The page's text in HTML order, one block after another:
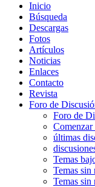
Inicio
Búsqueda
Descargas
Fotos
Artículos
Noticias
Enlaces
Contacto
Revista
Foro de
Foro de
Comenzar
últimas
Temas
Temas sin
Temas sin